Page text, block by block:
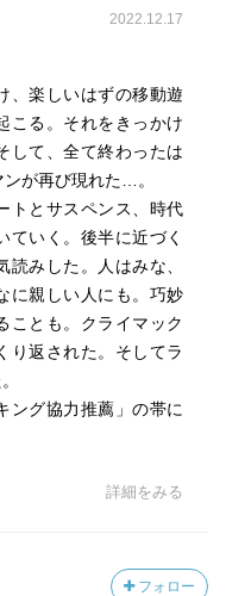
2022.12.17
、楽しいはずの移動遊
こる。それをきっかけ
して、全て終わったは
が再び現れた…。
トとサスペンス、時代
ていく。後半に近づく
みした。人はみな、
に親しい人にも。巧妙
ことも。クライマック
り返された。そしてラ
ング協力推薦」の帯に
詳細をみる
フォロー